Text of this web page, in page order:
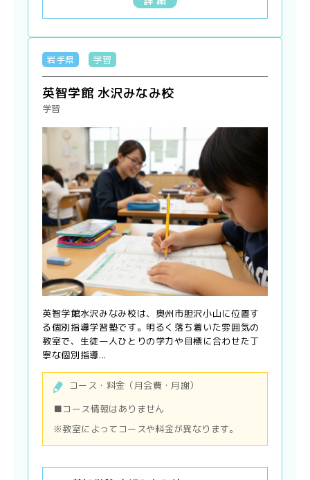
岩手県 学習
英智学館 水沢みなみ校
学習
英智学館水沢みなみ校は、奥州市胆沢小山に位置す
る個別指導学習塾です。明るく落ち着いた雰囲気の
教室で、生徒一人ひとりの学力や目標に合わせた丁
寧な個別指導...
コース・料金（月会費・月謝）
■コース情報はありません
※教室によってコースや料金が異なります。